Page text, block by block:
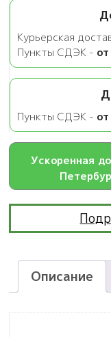
Курьерская
Пункты СДЭК -
Пункты СДЭК -
Ускоренная
Описание